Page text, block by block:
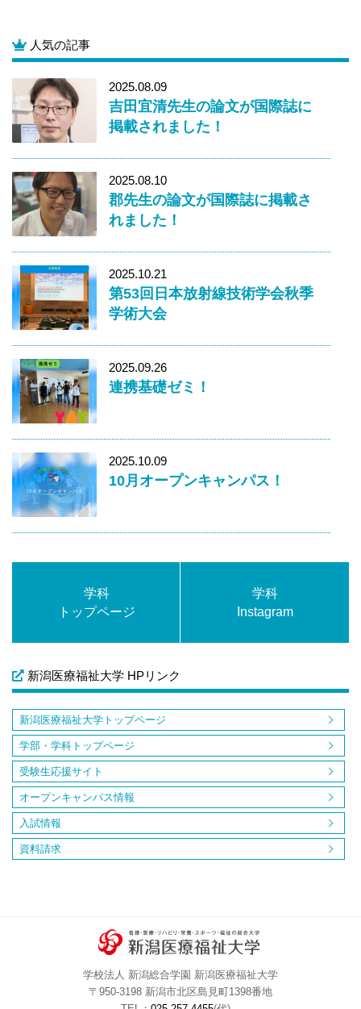
人気の記事
2025.08.09
吉田宜清先生の論文が国際誌に
掲載されました！
2025.08.10
郡先生の論文が国際誌に掲載さ
れました！
2025.10.21
第53回日本放射線技術学会秋季
学術大会
2025.09.26
連携基礎ゼミ！
2025.10.09
10月オープンキャンパス！
学科
トップページ
学科
Instagram
新潟医療福祉大学 HPリンク
新潟医療福祉大学トップページ
学部・学科トップページ
受験生応援サイト
オープンキャンパス情報
入試情報
資料請求
学校法人 新潟総合学園 新潟医療福祉大学
〒950-3198 新潟市北区島見町1398番地